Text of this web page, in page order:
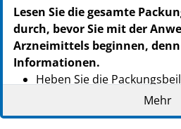
Lesen Sie die gesamte
durch, bevor Sie mit der
Arzneimittels beginnen,
Informationen.
Heben Sie die
möchten Sie diese später
Wenn Sie weitere Fragen
Mehr